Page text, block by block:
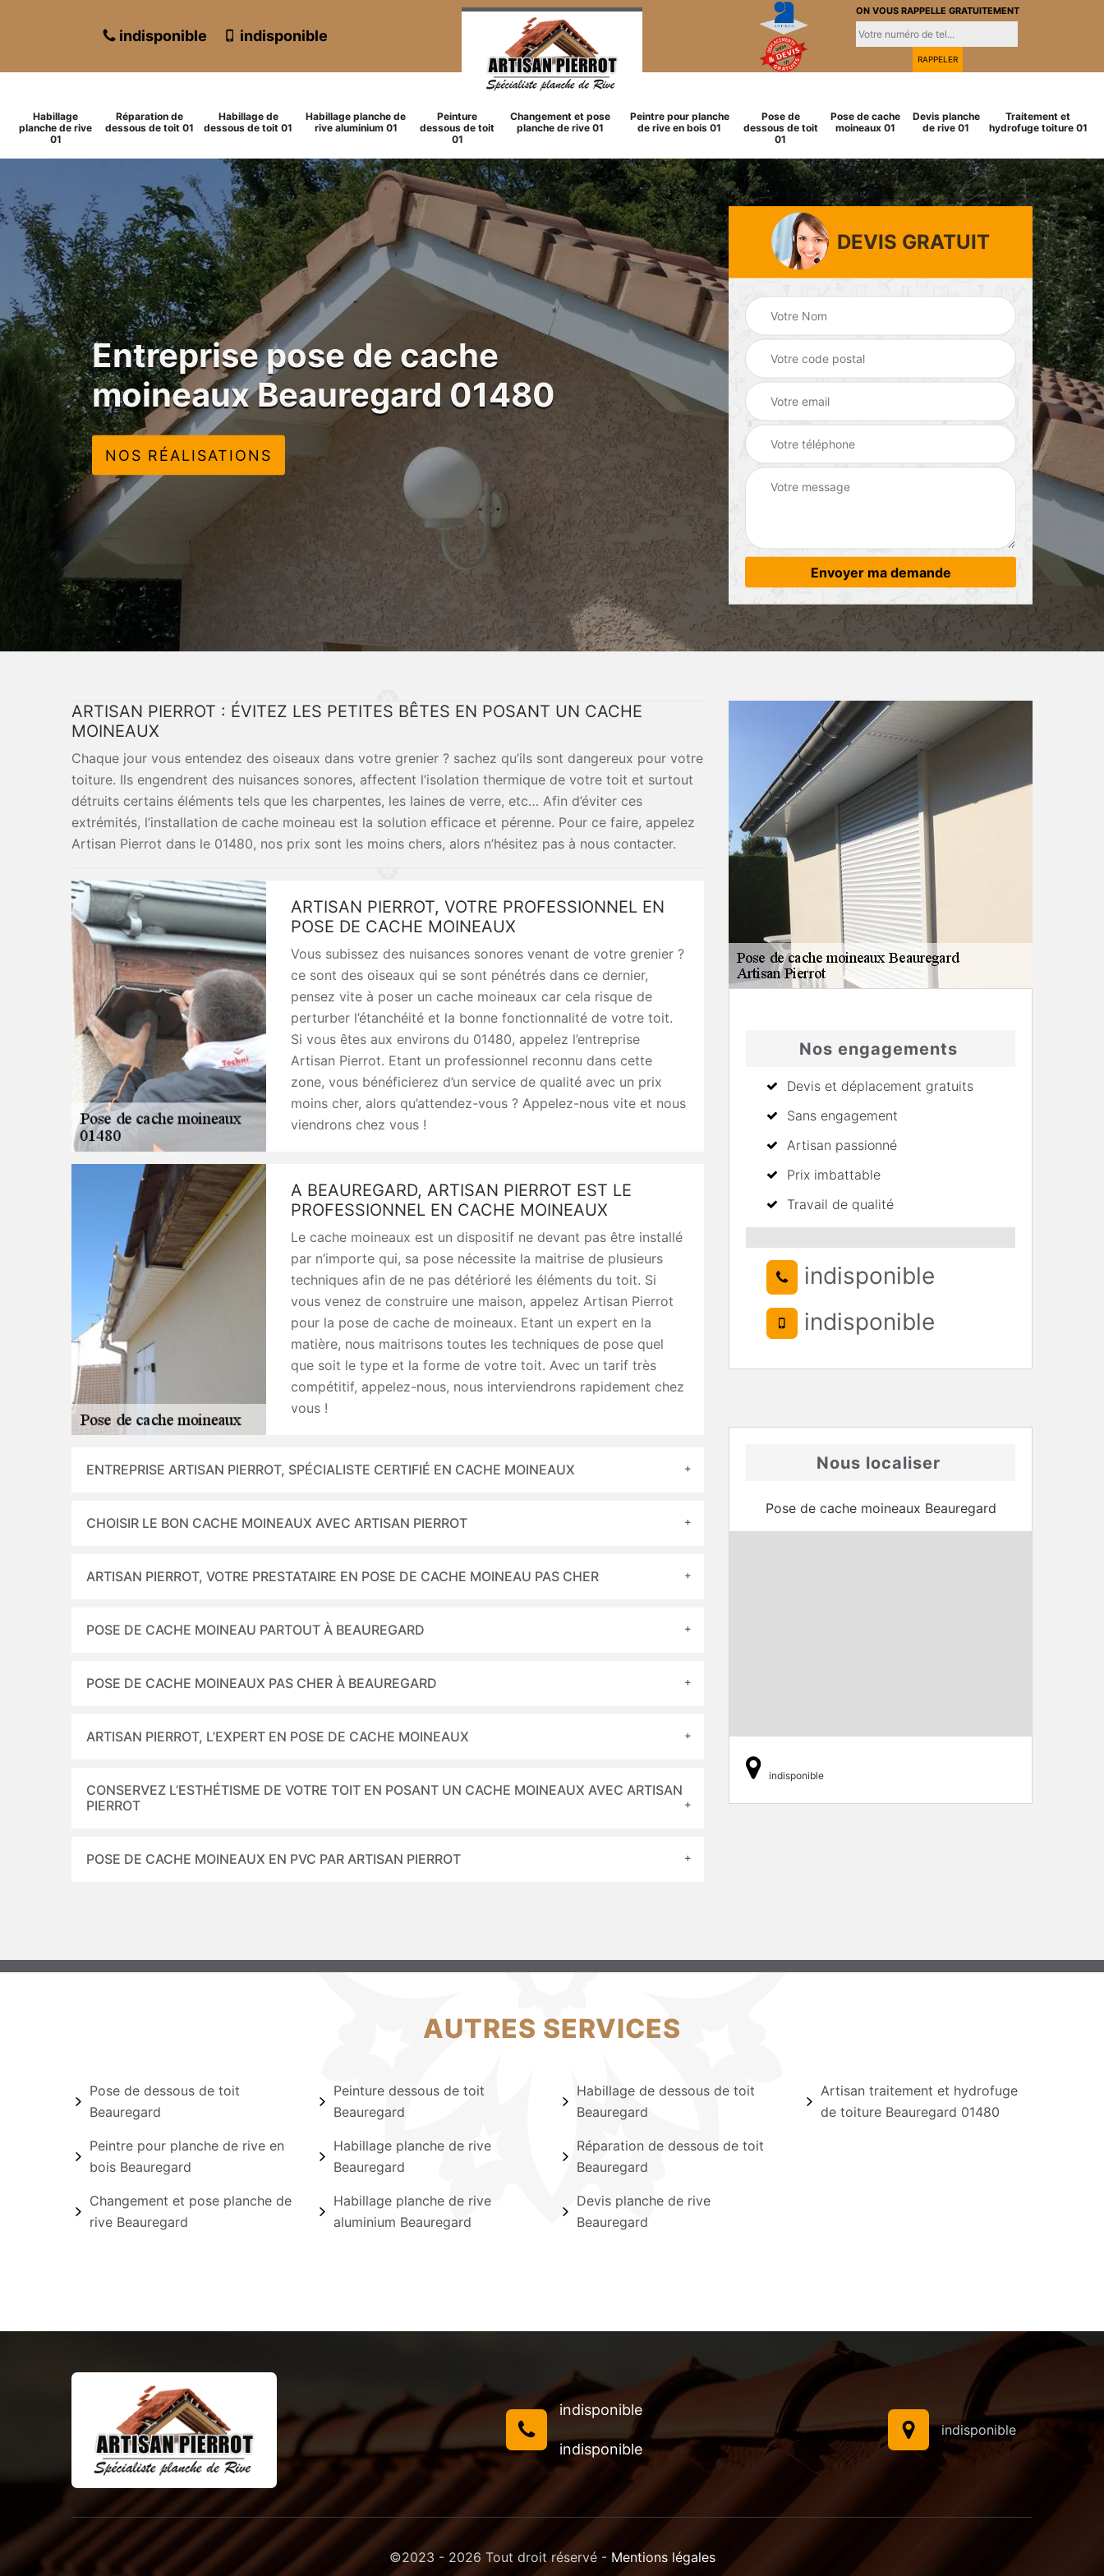
indisponible indisponible
ON VOUS RAPPELLE GRATUITEMENT
Habillage
planche de rive
01
Réparation de
dessous de toit 01
Habillage de
dessous de toit 01
Habillage planche de
rive aluminium 01
Peinture
dessous de toit
01
Changement et pose
planche de rive 01
Peintre pour planche
de rive en bois 01
Pose de
dessous de toit
01
Pose de cache
moineaux 01
Devis planche
de rive 01
Traitement et
hydrofuge toiture 01
Entreprise pose de cache
moineaux Beauregard 01480
NOS RÉALISATIONS
DEVIS GRATUIT
ARTISAN PIERROT : ÉVITEZ LES PETITES BÊTES EN POSANT UN CACHE
MOINEAUX
Chaque jour vous entendez des oiseaux dans votre grenier ? sachez qu’ils sont dangereux pour votre
toiture. Ils engendrent des nuisances sonores, affectent l’isolation thermique de votre toit et surtout
détruits certains éléments tels que les charpentes, les laines de verre, etc… Afin d’éviter ces
extrémités, l’installation de cache moineau est la solution efficace et pérenne. Pour ce faire, appelez
Artisan Pierrot dans le 01480, nos prix sont les moins chers, alors n’hésitez pas à nous contacter.
ARTISAN PIERROT, VOTRE PROFESSIONNEL EN
POSE DE CACHE MOINEAUX
Vous subissez des nuisances sonores venant de votre grenier ?
ce sont des oiseaux qui se sont pénétrés dans ce dernier,
pensez vite à poser un cache moineaux car cela risque de
perturber l’étanchéité et la bonne fonctionnalité de votre toit.
Si vous êtes aux environs du 01480, appelez l’entreprise
Artisan Pierrot. Etant un professionnel reconnu dans cette
zone, vous bénéficierez d’un service de qualité avec un prix
moins cher, alors qu’attendez-vous ? Appelez-nous vite et nous
viendrons chez vous !
A BEAUREGARD, ARTISAN PIERROT EST LE
PROFESSIONNEL EN CACHE MOINEAUX
Le cache moineaux est un dispositif ne devant pas être installé
par n’importe qui, sa pose nécessite la maitrise de plusieurs
techniques afin de ne pas détérioré les éléments du toit. Si
vous venez de construire une maison, appelez Artisan Pierrot
pour la pose de cache de moineaux. Etant un expert en la
matière, nous maitrisons toutes les techniques de pose quel
que soit le type et la forme de votre toit. Avec un tarif très
compétitif, appelez-nous, nous interviendrons rapidement chez
vous !
ENTREPRISE ARTISAN PIERROT, SPÉCIALISTE CERTIFIÉ EN CACHE MOINEAUX
CHOISIR LE BON CACHE MOINEAUX AVEC ARTISAN PIERROT
ARTISAN PIERROT, VOTRE PRESTATAIRE EN POSE DE CACHE MOINEAU PAS CHER
POSE DE CACHE MOINEAU PARTOUT À BEAUREGARD
POSE DE CACHE MOINEAUX PAS CHER À BEAUREGARD
ARTISAN PIERROT, L’EXPERT EN POSE DE CACHE MOINEAUX
CONSERVEZ L’ESTHÉTISME DE VOTRE TOIT EN POSANT UN CACHE MOINEAUX AVEC ARTISAN
PIERROT
POSE DE CACHE MOINEAUX EN PVC PAR ARTISAN PIERROT
Nos engagements
Devis et déplacement gratuits
Sans engagement
Artisan passionné
Prix imbattable
Travail de qualité
indisponible
indisponible
Nous localiser
Pose de cache moineaux Beauregard
indisponible
AUTRES SERVICES
Pose de dessous de toit
Beauregard
Peintre pour planche de rive en
bois Beauregard
Changement et pose planche de
rive Beauregard
Peinture dessous de toit
Beauregard
Habillage planche de rive
Beauregard
Habillage planche de rive
aluminium Beauregard
Habillage de dessous de toit
Beauregard
Réparation de dessous de toit
Beauregard
Devis planche de rive
Beauregard
Artisan traitement et hydrofuge
de toiture Beauregard 01480
indisponible
indisponible
indisponible
©2023 - 2026 Tout droit réservé - Mentions légales